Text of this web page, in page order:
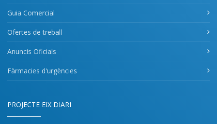
Guia Comercial
Ofertes de treball
Anuncis Oficials
Fàrmacies d'urgències
PROJECTE EIX DIARI